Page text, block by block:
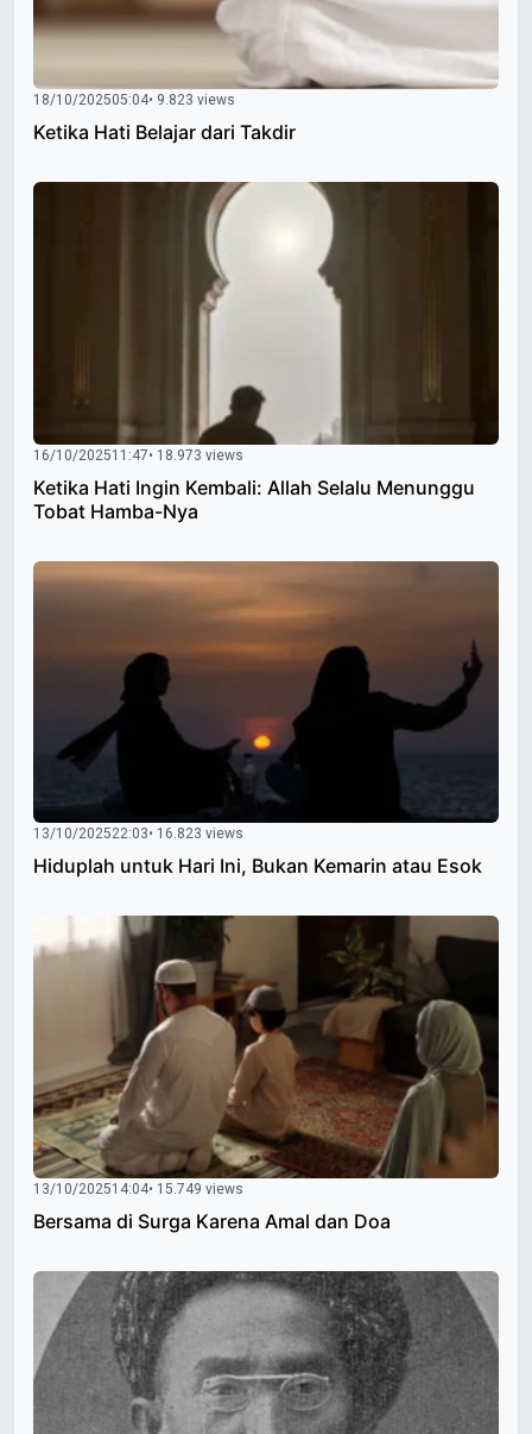
18/10/202505:04• 9.823 views
Ketika Hati Belajar dari Takdir
16/10/202511:47• 18.973 views
Ketika Hati Ingin Kembali: Allah Selalu Menunggu
Tobat Hamba-Nya
13/10/202522:03• 16.823 views
Hiduplah untuk Hari Ini, Bukan Kemarin atau Esok
13/10/202514:04• 15.749 views
Bersama di Surga Karena Amal dan Doa